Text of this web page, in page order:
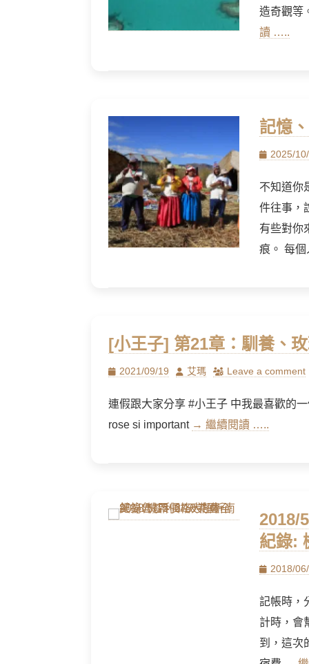
造奇觀等
讀 …..
記憶
Posted
2025/
不知道你
件往事，
有些對你
痕。 每
[小王子] 第21章：馴養、
Posted
2021/09/19 Author
艾瑪 Leave a comment
連假跟大家分享 #小王子 中我最喜歡的
rose si important → 繼續閱讀 …..
2018/
紀錄:
Posted
2018/
記帳時，
計時，會
到，這次